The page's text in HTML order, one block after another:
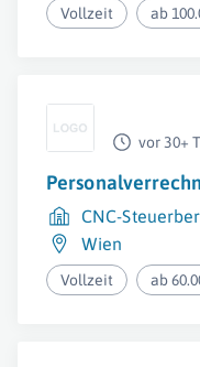
Vollzeit ab
vor 30+ T
CNC-
Wien
Vollzeit ab